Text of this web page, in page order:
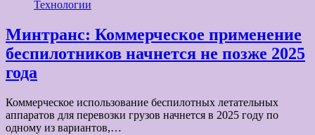
Технологии
Минтранс: Коммерческое применение
беспилотников начнется не позже 2025
года
Коммерческое использование беспилотных летательных
аппаратов для перевозки грузов начнется в 2025 году по
одному из вариантов,…